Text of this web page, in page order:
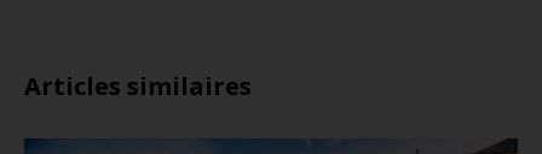
Articles similaires